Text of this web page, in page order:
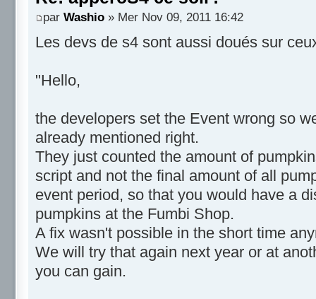
par Washio » Mer Nov 09, 2011 16:42
Les devs de s4 sont aussi doués sur
"Hello,
the developers set the Event wrong so
already mentioned right.
They just counted the amount of
script and not the final amount of all
event period, so that you would have a
pumpkins at the Fumbi Shop.
A fix wasn't possible in the short time
We will try that again next year or at
you can gain.